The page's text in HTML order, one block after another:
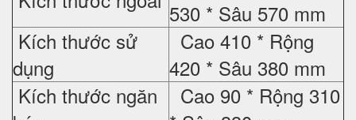
530 * Sâu 570 mm
Kích thước sử
dụng
Cao 410 * Rộng
420 * Sâu 380 mm
Kích thước ngăn
Cao 90 * Rộng 310